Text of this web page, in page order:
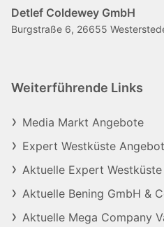
Detlef Coldewey GmbH
Burgstraße 6, 26655
Weiterführende Links
Media Markt Angebote
Expert Westküste
Aktuelle Expert
Aktuelle Bening GmbH &
Aktuelle Mega Company